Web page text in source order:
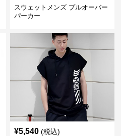
スウェットメンズ プルオーバー
パーカー
¥5,540 (税込)